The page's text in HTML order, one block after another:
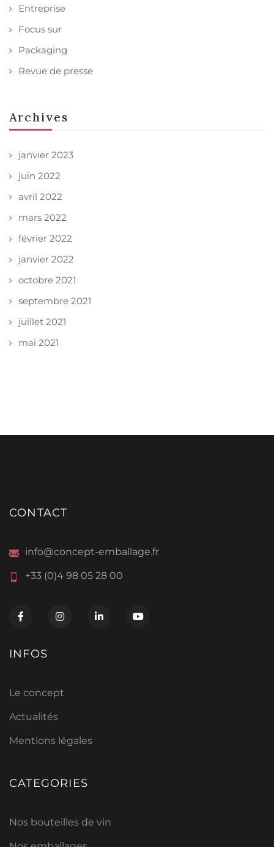
Entreprise
Focus sur
Packaging
Revue de presse
Archives
janvier 2023
juin 2022
avril 2022
mars 2022
février 2022
janvier 2022
octobre 2021
septembre 2021
juillet 2021
mai 2021
CONTACT
info@concept-emballage.fr
+33 (0)4 98 05 28 00
INFOS
Le concept
Actualités
Mentions légales
CATEGORIES
Nos bouteilles de vin